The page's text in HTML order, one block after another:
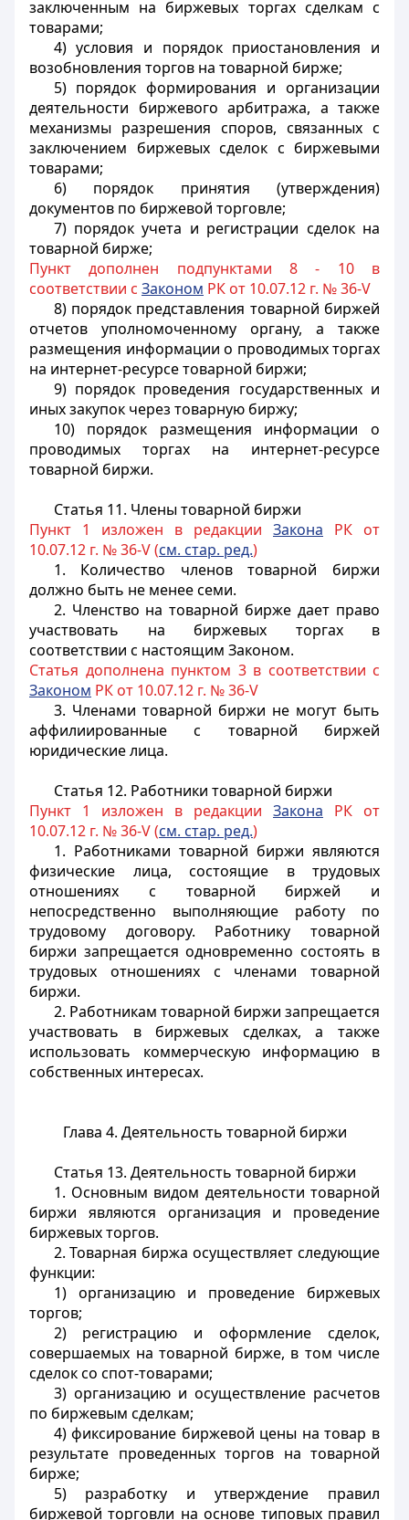
заключенным на биржевых торгах сделкам с
товарами;
4) условия и порядок приостановления и
возобновления торгов на товарной бирже;
5) порядок формирования и организации
деятельности биржевого арбитража, а также
механизмы разрешения споров, связанных с
заключением биржевых сделок с биржевыми
товарами;
6) порядок принятия (утверждения)
документов по биржевой торговле;
7) порядок учета и регистрации сделок на
товарной бирже;
Пункт дополнен подпунктами 8 - 10 в
соответствии с Законом РК от 10.07.12 г. № 36-V
8) порядок представления товарной биржей
отчетов уполномоченному органу, а также
размещения информации о проводимых торгах
на интернет-ресурсе товарной биржи;
9) порядок проведения государственных и
иных закупок через товарную биржу;
10) порядок размещения информации о
проводимых торгах на интернет-ресурсе
товарной биржи.
Статья 11. Члены товарной биржи
Пункт 1 изложен в редакции Закона РК от
10.07.12 г. № 36-V (см. стар. ред.)
1. Количество членов товарной биржи
должно быть не менее семи.
2. Членство на товарной бирже дает право
участвовать на биржевых торгах в
соответствии с настоящим Законом.
Статья дополнена пунктом 3 в соответствии с
Законом РК от 10.07.12 г. № 36-V
3. Членами товарной биржи не могут быть
аффилиированные с товарной биржей
юридические лица.
Статья 12. Работники товарной биржи
Пункт 1 изложен в редакции Закона РК от
10.07.12 г. № 36-V (см. стар. ред.)
1. Работниками товарной биржи являются
физические лица, состоящие в трудовых
отношениях с товарной биржей и
непосредственно выполняющие работу по
трудовому договору. Работнику товарной
биржи запрещается одновременно состоять в
трудовых отношениях с членами товарной
биржи.
2. Работникам товарной биржи запрещается
участвовать в биржевых сделках, а также
использовать коммерческую информацию в
собственных интересах.
Глава 4. Деятельность товарной биржи
Статья 13. Деятельность товарной биржи
1. Основным видом деятельности товарной
биржи являются организация и проведение
биржевых торгов.
2. Товарная биржа осуществляет следующие
функции:
1) организацию и проведение биржевых
торгов;
2) регистрацию и оформление сделок,
совершаемых на товарной бирже, в том числе
сделок со спот-товарами;
3) организацию и осуществление расчетов
по биржевым сделкам;
4) фиксирование биржевой цены на товар в
результате проведенных торгов на товарной
бирже;
5) разработку и утверждение правил
биржевой торговли на основе типовых правил